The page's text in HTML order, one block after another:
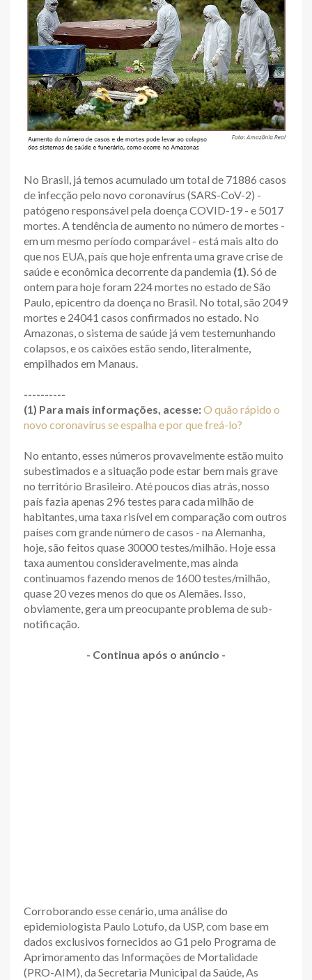
No Brasil, já temos acumulado um total de 71886 casos
de infecção pelo novo coronavírus (SARS-CoV-2) -
patógeno responsável pela doença COVID-19 - e 5017
mortes. A tendência de aumento no número de mortes -
em um mesmo período comparável - está mais alto do
que nos EUA, país que hoje enfrenta uma grave crise de
saúde e econômica decorrente da pandemia (1). Só de
ontem para hoje foram 224 mortes no estado de São
Paulo, epicentro da doença no Brasil. No total, são 2049
mortes e 24041 casos confirmados no estado. No
Amazonas, o sistema de saúde já vem testemunhando
colapsos, e os caixões estão sendo, literalmente,
empilhados em Manaus.
----------
(1) Para mais informações, acesse:O quão rápido o
novo coronavírus se espalha e por que freá-lo?
No entanto, esses números provavelmente estão muito
subestimados e a situação pode estar bem mais grave
no território Brasileiro. Até poucos dias atrás, nosso
país fazia apenas 296 testes para cada milhão de
habitantes, uma taxa risível em comparação com outros
países com grande número de casos - na Alemanha,
hoje, são feitos quase 30000 testes/milhão. Hoje essa
taxa aumentou consideravelmente, mas ainda
continuamos fazendo menos de 1600 testes/milhão,
quase 20 vezes menos do que os Alemães. Isso,
obviamente, gera um preocupante problema de sub-
notificação.
- Continua após o anúncio -
Corroborando esse cenário, uma análise do
epidemiologista Paulo Lotufo, da USP, com base em
dados exclusivos fornecidos ao G1 pelo Programa de
Aprimoramento das Informações de Mortalidade
(PRO-AIM), da Secretaria Municipal da Saúde, As